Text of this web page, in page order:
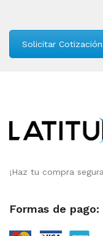
Solicitar Cotización
¡Haz tu compra
Formas de pago: